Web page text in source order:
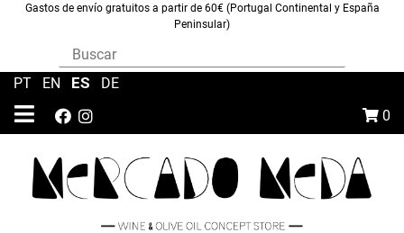
Gastos de envío gratuitos a partir de 60€ (Portugal Continental y España
Peninsular)
0
PT EN ES DE